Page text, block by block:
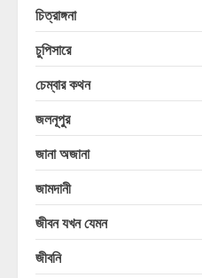
চিত্রাঙ্গনা
চুপিসারে
চেম্বার কথন
জলনূপুর
জানা অজানা
জামদানী
জীবন যখন যেমন
জীবনি